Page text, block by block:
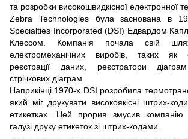
та розробки високошвидкісної електронної
Zebra Technologies була заснована в
Specialties Incorporated (DSI) Едвардом
Клессом. Компанія почала свій
електромеханічних виробів, таких як
реєстрації даних, реєстратори
стрічкових діаграм.
Наприкінці 1970-х DSI розробила
який міг друкувати високоякісні штрих-
етикетках. Цей прорив змусив компанію
галузі друку етикеток зі штрих-кодами.